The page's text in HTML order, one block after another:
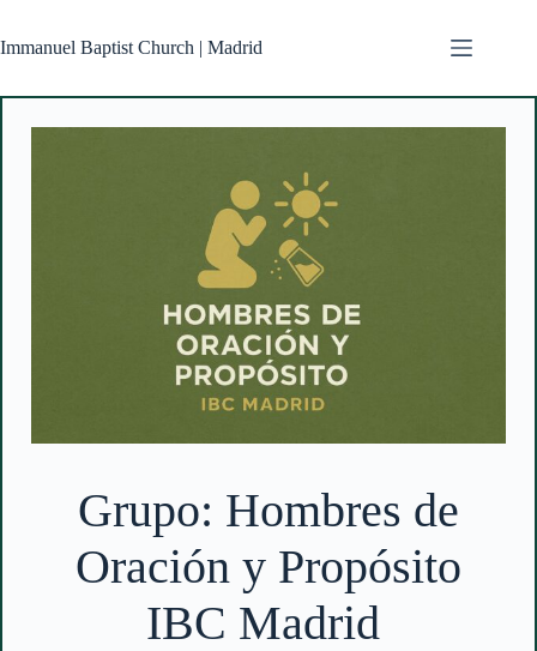
content
Immanuel Baptist Church | Madrid
Grupo: Hombres de
Oración y Propósito
IBC Madrid